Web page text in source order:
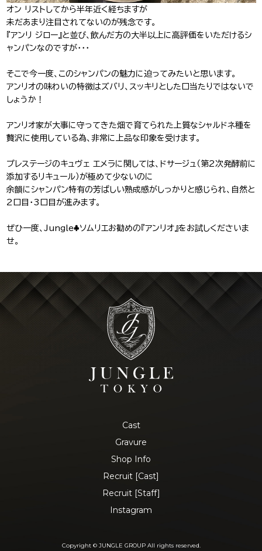
オン リストしてから半年近く経ちますが
未だあまり注目されてないのが残念です。
『アンリ ジロー』と並び、飲んだ方の大半以上に高評価をいただけるシ
ャンパンなのですが・・・
そこで今一度、このシャンパンの魅力に迫ってみたいと思います。
アンリオの味わいの特徴はズバリ、スッキリとした口当たりではないで
しょうか！
アンリオ家が大事に守ってきた畑で育てられた上質なシャルドネ種を
贅沢に使用している為、非常に上品な印象を受けます。
プレステージのキュヴェ エメラに関しては、ドサージュ（第2次発酵前に
添加するリキュール）が極めて少ないのに
余韻にシャンパン特有の芳ばしい熟成感がしっかりと感じられ、自然と
2口目・3口目が進みます。
ぜひ一度、Jungle♣️ソムリエお勧めの『アンリオ』をお試しくださいま
せ。
Cast
Gravure
Shop Info
Recruit [Cast]
Recruit [Staff]
Instagram
Copyright © JUNGLE GROUP All rights reserved.